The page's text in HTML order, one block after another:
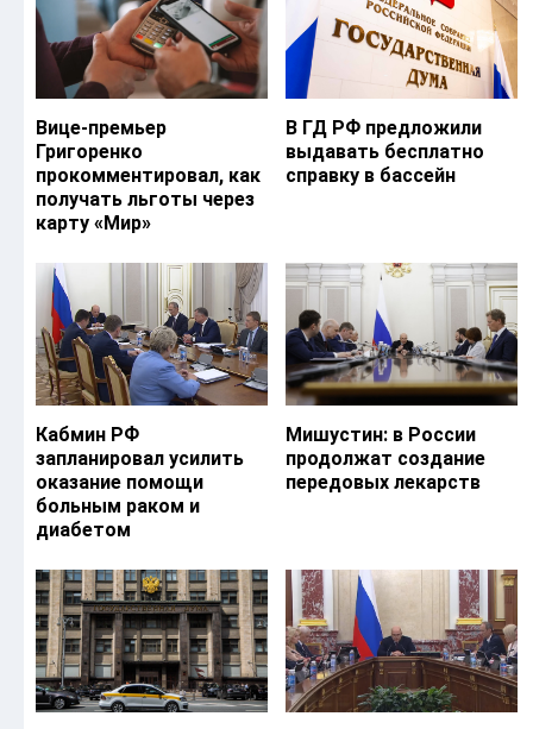
Вице-премьер
Григоренко
прокомментировал, как
получать льготы через
карту «Мир»
В ГД РФ предложили
выдавать бесплатно
справку в бассейн
Кабмин РФ
запланировал усилить
оказание помощи
больным раком и
диабетом
Мишустин: в России
продолжат создание
передовых лекарств